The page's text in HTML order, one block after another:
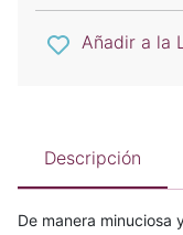
Añadir a la
Descripción
De manera minuciosa